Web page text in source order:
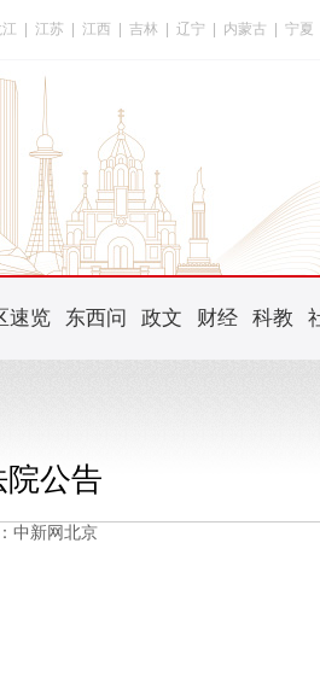
江苏 江西 吉林 辽宁 内蒙古 宁夏
速览 东西问 政文 财经 科教
院公告
中新网北京